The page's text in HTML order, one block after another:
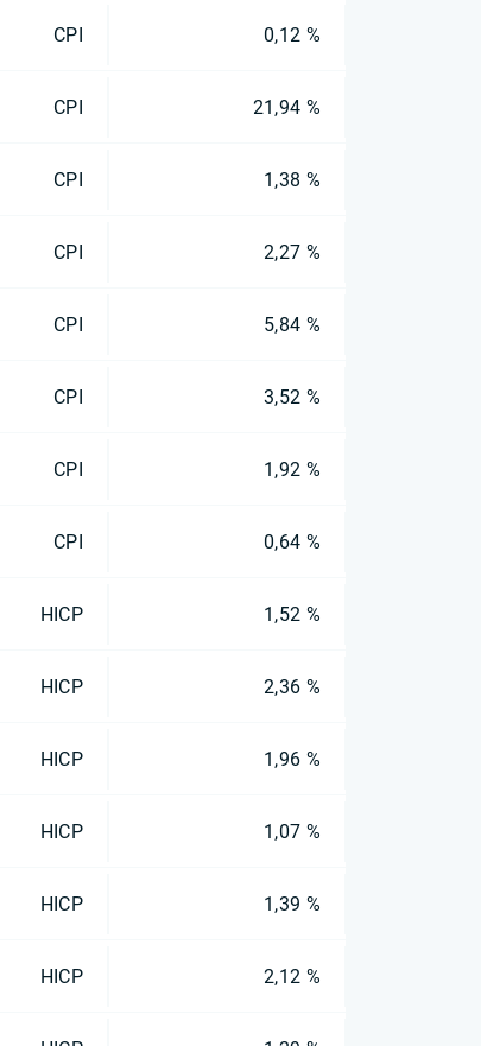
CPI 0,12 %
CPI 21,94 %
CPI 1,38 %
CPI 2,27 %
CPI 5,84 %
CPI 3,52 %
CPI 1,92 %
CPI 0,64 %
HICP 1,52 %
HICP 2,36 %
HICP 1,96 %
HICP 1,07 %
HICP 1,39 %
HICP 2,12 %